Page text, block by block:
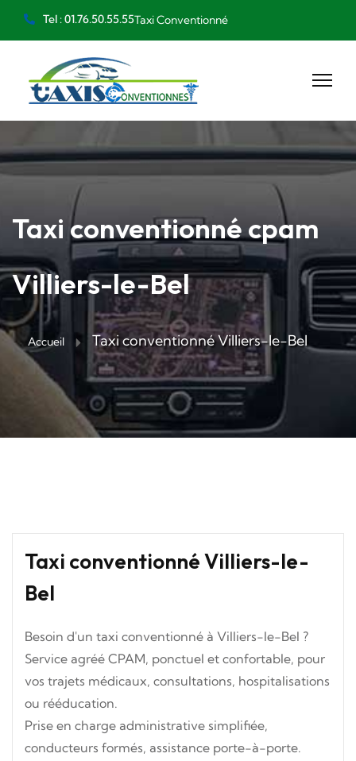
Tel : 01.76.50.55.55Taxi Conventionné
Taxi conventionné cpam
Villiers-le-Bel
Accueil Taxi conventionné Villiers-le-Bel
Taxi conventionné Villiers-le-
Bel
Besoin d'un taxi conventionné à Villiers-le-Bel ?
Service agréé CPAM, ponctuel et confortable, pour
vos trajets médicaux, consultations, hospitalisations
ou rééducation.
Prise en charge administrative simplifiée,
conducteurs formés, assistance porte-à-porte.